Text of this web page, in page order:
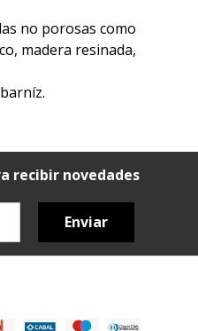
no porosas como
madera resinada,
recibir novedades
Enviar